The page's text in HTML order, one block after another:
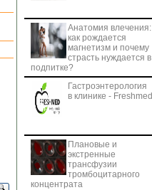
Анатомия влечения:
как рождается
магнетизм и почему
страсть нуждается в
подпитке?
Гастроэнтерология
в клинике - Freshmed
Плановые и
экстренные
трансфузии
тромбоцитарного
концентрата